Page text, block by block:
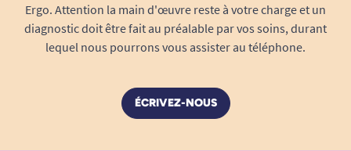
Ergo. Attention la main d'œuvre reste à votre charge et un
diagnostic doit être fait au préalable par vos soins, durant
lequel nous pourrons vous assister au téléphone.
ÉCRIVEZ-NOUS